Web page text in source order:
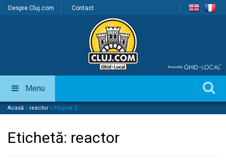
Despre Cluj.com Contact
Menu
Acasă » reactor » Pagina 2
Etichetă: reactor